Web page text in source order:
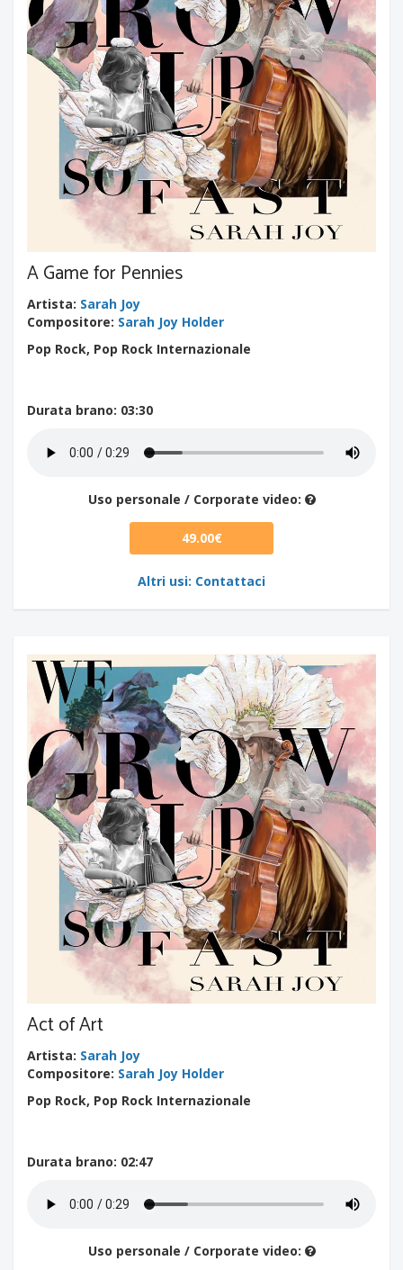
A Game for Pennies
Artista: Sarah Joy
Compositore: Sarah Joy Holder
Pop Rock, Pop Rock Internazionale
Durata brano: 03:30
Uso personale / Corporate video:
49.00€
Altri usi: Contattaci
Act of Art
Artista: Sarah Joy
Compositore: Sarah Joy Holder
Pop Rock, Pop Rock Internazionale
Durata brano: 02:47
Uso personale / Corporate video: